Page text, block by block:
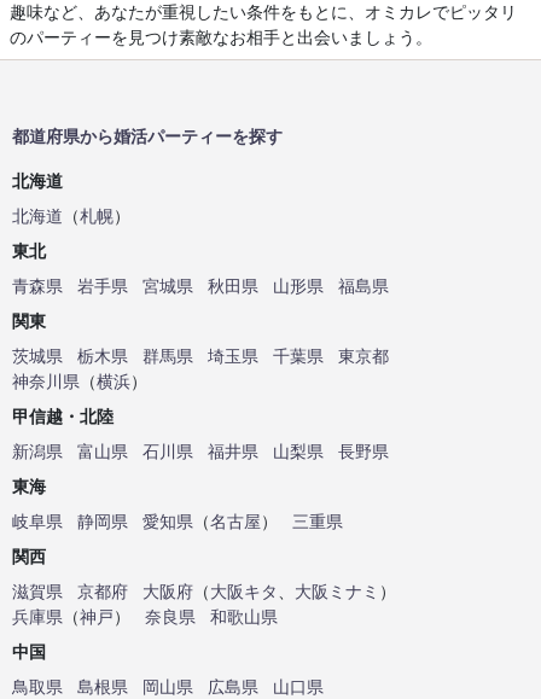
趣味など、あなたが重視したい条件をもとに、オミカレでピッタリ
のパーティーを見つけ素敵なお相手と出会いましょう。
都道府県から婚活パーティーを探す
北海道
北海道 （札幌）
東北
青森県
岩手県 宮城県 秋田県 山形県
福島県
関東
茨城県
栃木県 群馬県 埼玉県 千葉県
東京都
神奈川県 （横浜）
甲信越・北陸
新潟県
富山県 石川県 福井県 山梨県
長野県
東海
岐阜県
静岡県 愛知県 （名古屋）
三重県
関西
滋賀県
京都府 大阪府 （大阪キタ 大阪ミナミ ）
兵庫県 （神戸） 奈良県
和歌山県
中国
鳥取県
島根県 岡山県 広島県
山口県